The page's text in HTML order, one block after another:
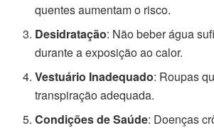
quentes aumentam o risco.
Desidratação: Não beber água
durante a exposição ao calor.
Vestuário Inadequado: Roupas
transpiração adequada.
Condições de Saúde: Doenças